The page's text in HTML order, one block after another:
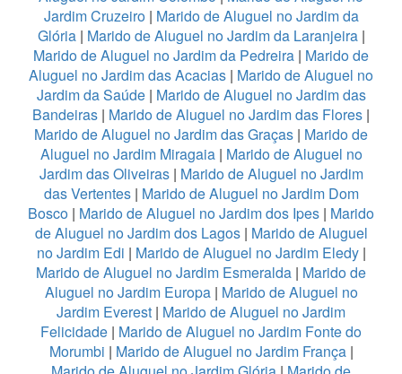
Jardim Cruzeiro| Marido de Aluguel no Jardim da
Glória| Marido de Aluguel no Jardim da Laranjeira|
Marido de Aluguel no Jardim da Pedreira | Marido de
Aluguel no Jardim das Acacias | Marido de Aluguel no
Jardim da Saúde| Marido de Aluguel no Jardim das
Bandeiras | Marido de Aluguel no Jardim das Flores |
Marido de Aluguel no Jardim das Graças | Marido de
Aluguel no Jardim Miragaia| Marido de Aluguel no
Jardim das Oliveiras| Marido de Aluguel no Jardim
das Vertentes| Marido de Aluguel no Jardim Dom
Bosco | Marido de Aluguel no Jardim dos Ipes | Marido
de Aluguel no Jardim dos Lagos| Marido de Aluguel
no Jardim Edi | Marido de Aluguel no Jardim Eledy|
Marido de Aluguel no Jardim Esmeralda | Marido de
Aluguel no Jardim Europa| Marido de Aluguel no
Jardim Everest | Marido de Aluguel no Jardim
Felicidade | Marido de Aluguel no Jardim Fonte do
Morumbi | Marido de Aluguel no Jardim França|